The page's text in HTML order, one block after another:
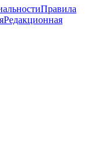
Правила
Редакционная